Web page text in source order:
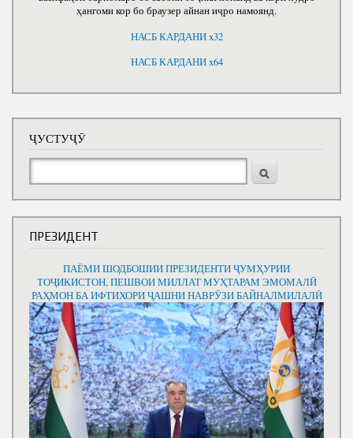
ҳангоми кор бо браузер айнан иҷро намоянд.
НАСБ КАРДАНИ x32
НАСБ КАРДАНИ x64
ҶУСТУҶӮ
Ҷустуҷӯ
ПРЕЗИДЕНТ
ПАЁМИ ШОДБОШИИ ПРЕЗИДЕНТИ ҶУМҲУРИИ
ТОҶИКИСТОН, ПЕШВОИ МИЛЛАТ МУҲТАРАМ ЭМОМАЛӢ
РАҲМОН БА ИФТИХОРИ ҶАШНИ НАВРӮЗИ БАЙНАЛМИЛАЛӢ